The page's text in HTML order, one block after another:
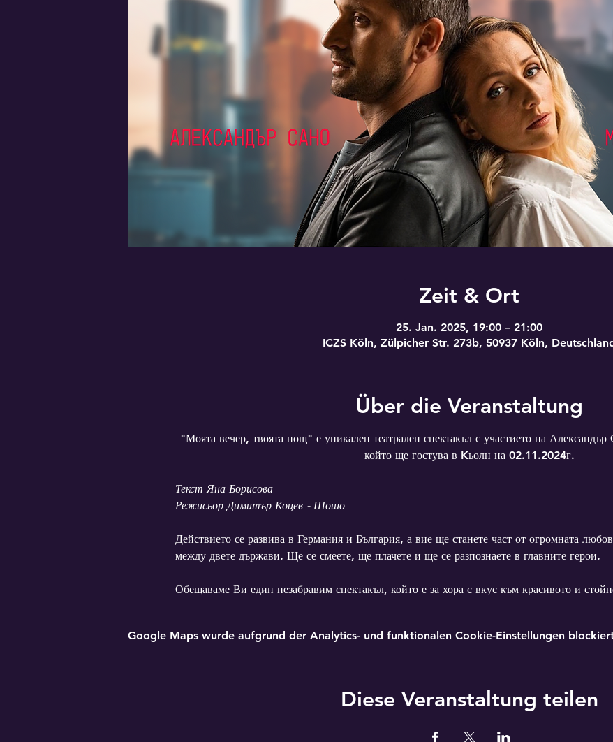
Zeit & Ort
25. Jan. 2025, 19:00 – 21:00
ICZS Köln, Zülpicher Str. 273b, 50937 Köln,
Über die Veranstaltung
"Моята вечер, твоята нощ" е уникален театрален спектакъл с участието на
който ще гостува в Kьолн на 02.11.2024г.
Текст Яна Борисова
Режисьор Димитър Коцев - Шошо
Действието се развива в Германия и България, а вие ще станете част от огромната
между двете държави. Ще се смеете, ще плачете и ще се разпознаете в главните герои.
Обещаваме Ви един незабравим спектакъл, който е за хора с вкус към красивото и
Google Maps wurde aufgrund der Analytics- und funktionalen Cookie-Einstellungen
Diese Veranstaltung teilen